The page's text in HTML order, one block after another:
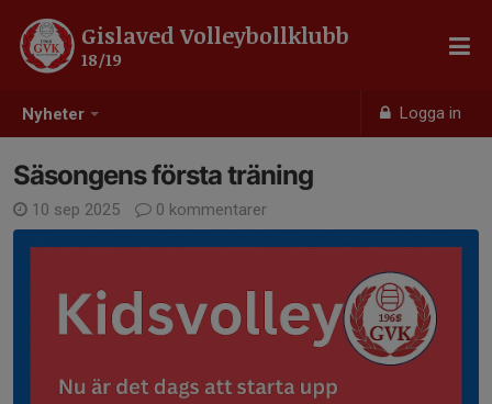
Nyheter Logga in
Gislaved Volleybollklubb
18/19
Säsongens första träning
10 sep 2025 0 kommentarer